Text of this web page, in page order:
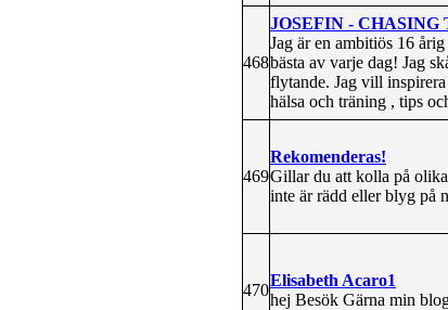
468
JOSEFIN -
Jag är en ambitiös 16
bästa av varje dag! Jag
flytande. Jag vill
hälsa och träning , tips
469
Rekomenderas!
Gillar du att kolla på
inte är rädd eller blyg på
470
Elisabeth Acaro1
hej Besök Gärna min